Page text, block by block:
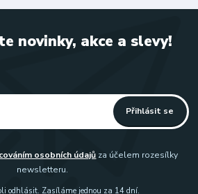
novinky, akce a slevy!
Přihlásit se
osobních údajů za účelem rozesílky
newsletteru.
odhlásit. Zasíláme jednou za 14 dní.